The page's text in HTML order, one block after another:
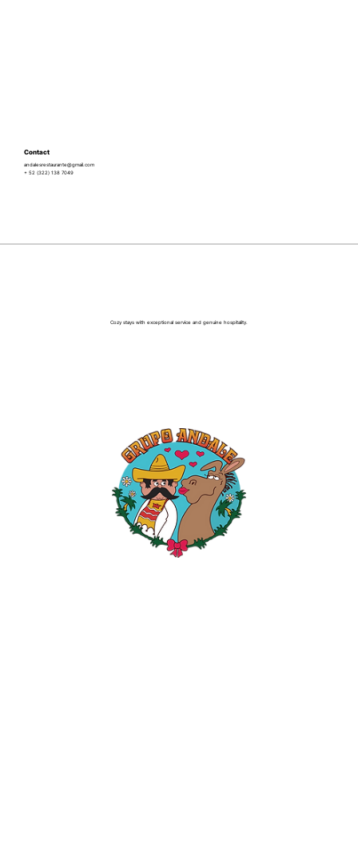
Cozy stays with exceptional service and genuine hospitality.
Contact
andalesrestaurante@gmail.com
+ 52 (322) 138 7049